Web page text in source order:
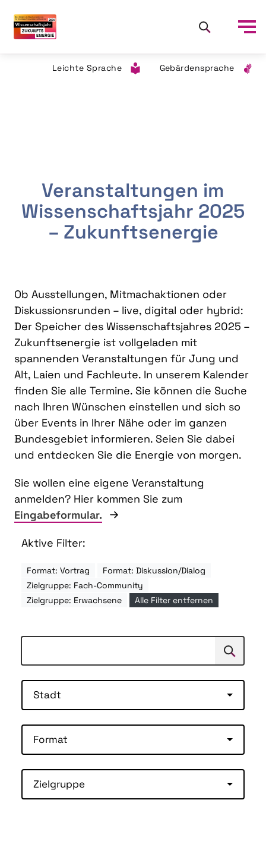
Leichte Sprache Gebärdensprache
Veranstaltungen im
Wissenschaftsjahr 2025
– Zukunftsenergie
Ob Ausstellungen, Mitmachaktionen oder
Diskussionsrunden – live, digital oder hybrid:
Der Speicher des Wissenschaftsjahres 2025 –
Zukunftsenergie ist vollgeladen mit
spannenden Veranstaltungen für Jung und
Alt, Laien und Fachleute. In unserem Kalender
finden Sie alle Termine. Sie können die Suche
nach Ihren Wünschen einstellen und sich so
über Events in Ihrer Nähe oder im ganzen
Bundesgebiet informieren. Seien Sie dabei
und entdecken Sie die Energie von morgen.
Sie wollen eine eigene Veranstaltung
anmelden? Hier kommen Sie zum
Eingabeformular.
Aktive Filter:
Format: Vortrag
Format: Diskussion/Dialog
Zielgruppe: Fach-Community
Zielgruppe: Erwachsene
Alle Filter entfernen
Suchen
Stadt
Format
Zielgruppe